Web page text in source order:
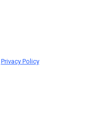
Privacy Policy